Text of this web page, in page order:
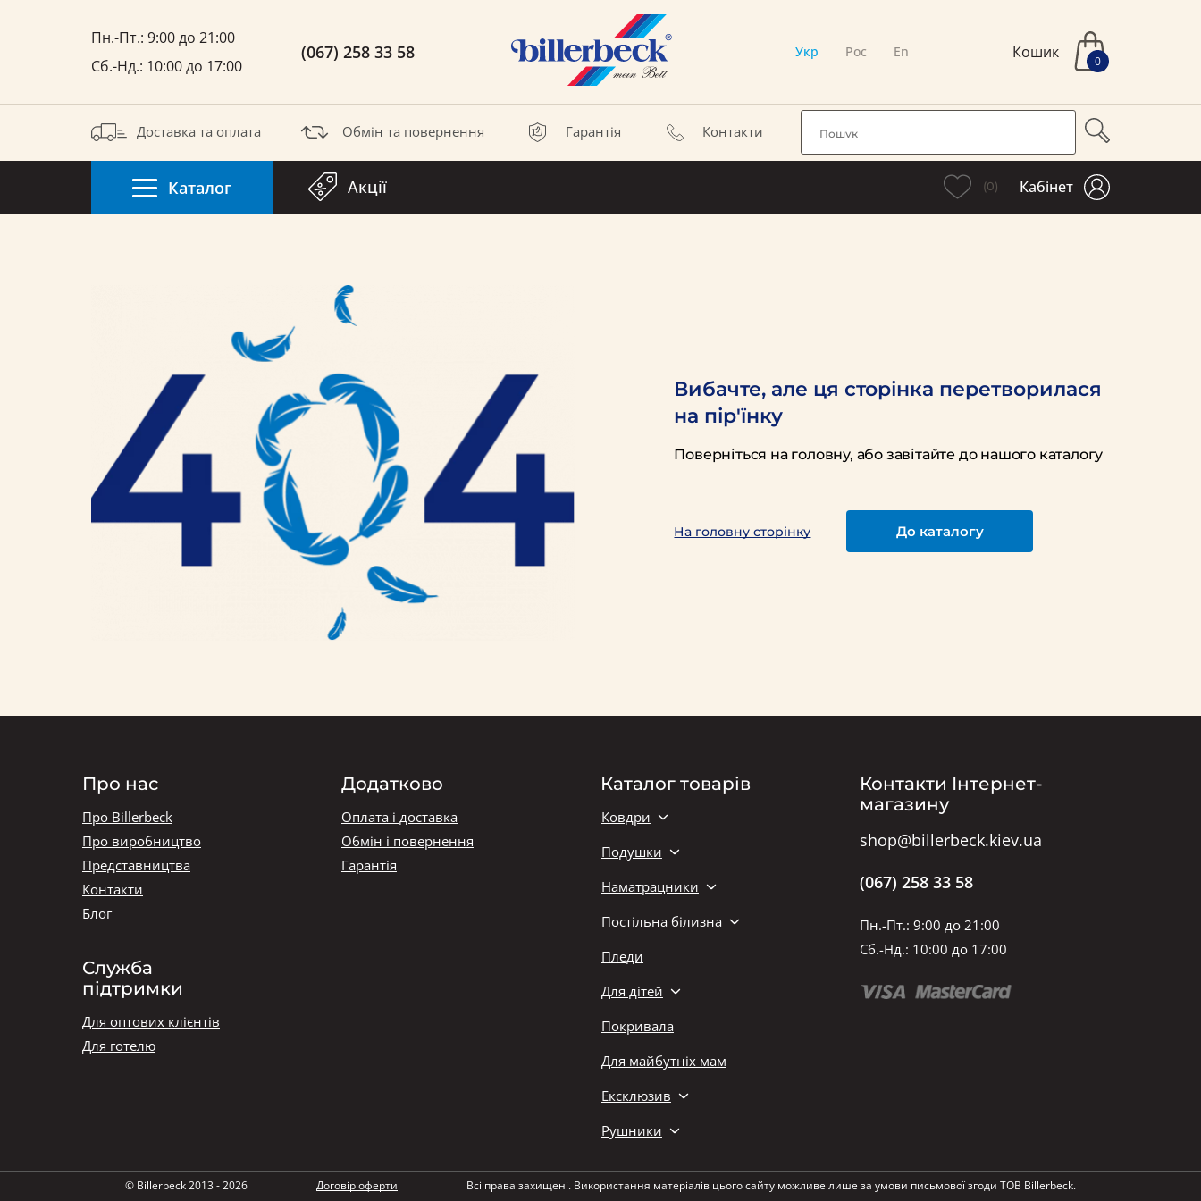
Пн.-Пт.: 9:00 до 21:00
Сб.-Нд.: 10:00 до 17:00
(067) 258 33 58 Укр Рос En Кошик 0
Доставка та оплата Обмін та повернення Гарантія Контакти
Каталог Акції (0) Кабінет
Вибачте, але ця сторінка перетворилася
на пір'їнку
Поверніться на головну, або завітайте до нашого каталогу
До каталогу
На головну сторінку
Каталог товарів
Ковдри
Подушки
Наматрацники
Постільна білизна
Пледи
Для дітей
Покривала
Для майбутніх мам
Ексклюзив
Рушники
Про нас
Про Billerbeck
Про виробництво
Представництва
Контакти
Блог
Служба
підтримки
Для оптових клієнтів
Для готелю
Додатково
Оплата і доставка
Обмін і повернення
Гарантія
Контакти Інтернет-
магазину
shop@billerbeck.kiev.ua
(067) 258 33 58
Пн.-Пт.: 9:00 до 21:00
Сб.-Нд.: 10:00 до 17:00
© Billerbeck 2013 - 2026 Договір оферти Всі права захищені. Використання матеріалів цього сайту можливе лише за умови письмової згоди ТОВ Billerbeck.